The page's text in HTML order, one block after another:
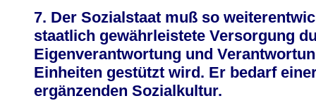
7. Der Sozialstaat muß so
staatlich gewährleistete Versorgung
Eigenverantwortung und
Einheiten gestützt wird. Er bedarf
ergänzenden Sozialkultur.